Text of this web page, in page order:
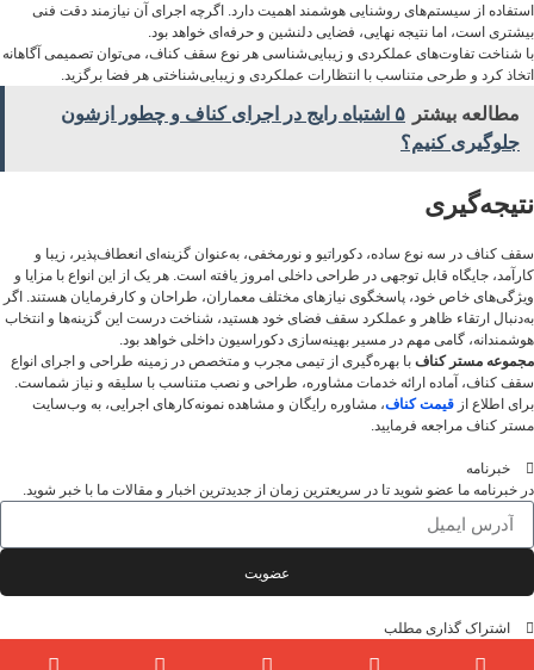
استفاده از سیستم‌های روشنایی هوشمند اهمیت دارد. اگرچه اجرای آن نیازمند دقت فنی
بیشتری است، اما نتیجه نهایی، فضایی دلنشین و حرفه‌ای خواهد بود.
با شناخت تفاوت‌های عملکردی و زیبایی‌شناسی هر نوع سقف کناف، می‌توان تصمیمی آگاهانه
اتخاذ کرد و طرحی متناسب با انتظارات عملکردی و زیبایی‌شناختی هر فضا برگزید.
مطالعه بیشتر
۵ اشتباه رایج در اجرای کناف و چطور ازشون
جلوگیری کنیم؟
نتیجه‌گیری
سقف کناف در سه نوع ساده، دکوراتیو و نورمخفی، به‌عنوان گزینه‌ای انعطاف‌پذیر، زیبا و
کارآمد، جایگاه قابل توجهی در طراحی داخلی امروز یافته است. هر یک از این انواع با مزایا و
ویژگی‌های خاص خود، پاسخگوی نیازهای مختلف معماران، طراحان و کارفرمایان هستند. اگر
به‌دنبال ارتقاء ظاهر و عملکرد سقف فضای خود هستید، شناخت درست این گزینه‌ها و انتخاب
هوشمندانه، گامی مهم در مسیر بهینه‌سازی دکوراسیون داخلی خواهد بود.
مجموعه مستر کناف با بهره‌گیری از تیمی مجرب و متخصص در زمینه طراحی و اجرای انواع
سقف کناف، آماده ارائه خدمات مشاوره، طراحی و نصب متناسب با سلیقه و نیاز شماست.
برای اطلاع از قیمت کناف، مشاوره رایگان و مشاهده نمونه‌کارهای اجرایی، به وب‌سایت
مستر کناف مراجعه فرمایید.
خبرنامه
در خبرنامه ما عضو شوید تا در سریعترین زمان از جدیدترین اخبار و مقالات ما با خبر شوید.
عضویت
اشتراک گذاری مطلب